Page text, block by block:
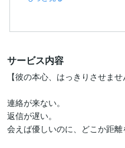
サービス内容
【彼の本心、はっきりさせませ
連絡が来ない。
返信が遅い。
会えば優しいのに、どこか距離